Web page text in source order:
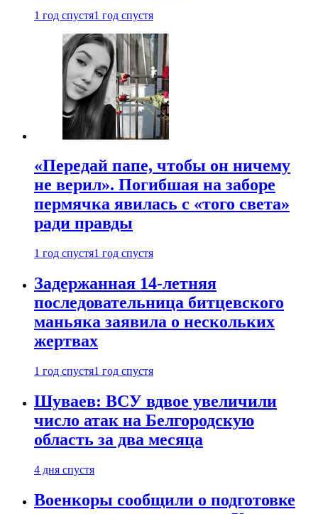
1 год спустя1 год спустя
«Передай папе, чтобы он ничему
не верил». Погибшая на заборе
пермячка явилась с «того света»
ради правды
1 год спустя1 год спустя
Задержанная 14-летняя
последовательница битцевского
маньяка заявила о нескольких
жертвах
1 год спустя1 год спустя
Шуваев: ВСУ вдвое увеличили
число атак на Белгородскую
область за два месяца
4 дня спустя
Военкоры сообщили о подготовке